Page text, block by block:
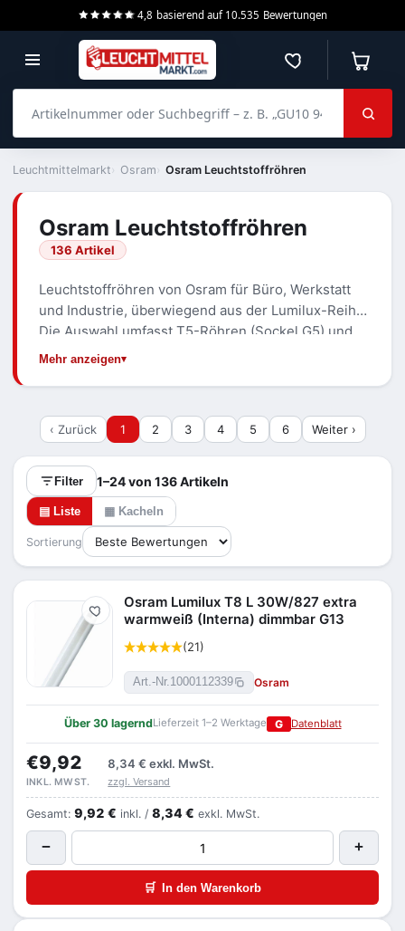
4,8 basierend auf 10.535 Bewertungen
Merkzettel
Leuchtmittelmarkt Osram Osram Leuchtstoffröhren
Osram Leuchtstoffröhren
136 Artikel
Leuchtstoffröhren von Osram für Büro, Werkstatt
und Industrie, überwiegend aus der Lumilux-Reihe.
Die Auswahl umfasst T5-Röhren (Sockel G5) und
T8-Röhren (Sockel G13) in gängigen Längen von
Mehr anzeigen
‹ Zurück 1 2 3 4 5 6 Weiter ›
Filter 1–24 von 136 Artikeln
▤ Liste ▦ Kacheln
Sortierung
Merken
Osram Lumilux T8 L 30W/827 extra
warmweiß (Interna) dimmbar G13
(21)
Art.-Nr.1000112339 Osram
Über 30 lagerndLieferzeit 1–2 Werktage G Datenblatt
€9,92 8,34 € exkl. MwSt.
INKL. MWST. zzgl. Versand
Gesamt: 9,92 € inkl. / 8,34 € exkl. MwSt.
− +
🛒 In den Warenkorb